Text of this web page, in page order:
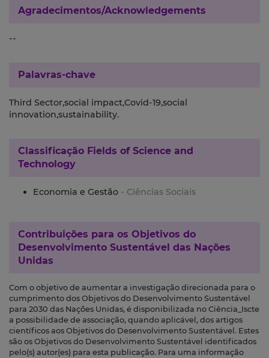
Agradecimentos/Acknowledgements
--
Palavras-chave
Third Sector,social impact,Covid-19,social
innovation,sustainability.
Classificação Fields of Science and
Technology
Economia e Gestão - Ciências Sociais
Contribuições para os Objetivos do
Desenvolvimento Sustentável das Nações
Unidas
Com o objetivo de aumentar a investigação direcionada para o
cumprimento dos Objetivos do Desenvolvimento Sustentável
para 2030 das Nações Unidas, é disponibilizada no Ciência_Iscte
a possibilidade de associação, quando aplicável, dos artigos
científicos aos Objetivos do Desenvolvimento Sustentável. Estes
são os Objetivos do Desenvolvimento Sustentável identificados
pelo(s) autor(es) para esta publicação. Para uma informação